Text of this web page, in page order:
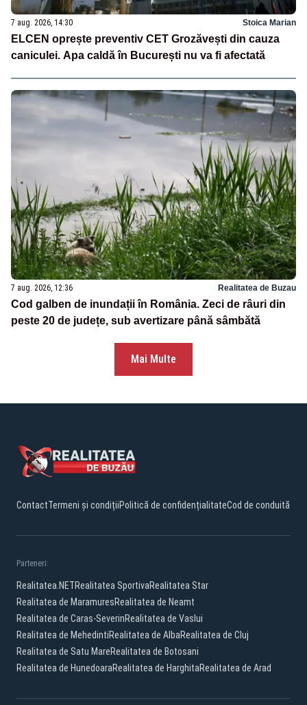
7 aug. 2026, 14:30 Stoica Marian
ELCEN oprește preventiv CET Grozăvești din cauza
caniculei. Apa caldă în București nu va fi afectată
7 aug. 2026, 12:36 Realitatea de Buzau
Cod galben de inundații în România. Zeci de râuri din
peste 20 de județe, sub avertizare până sâmbătă
Mai Multe
ContactTermeni și condițiiPolitică de confidențialitateCod de conduită
Parteneri:
Realitatea.NETRealitatea SportivaRealitatea Star
Realitatea de MaramuresRealitatea de Neamt
Realitatea de Caras-SeverinRealitatea de Vaslui
Realitatea de MehedintiRealitatea de AlbaRealitatea de Cluj
Realitatea de Satu MareRealitatea de Botosani
Realitatea de HunedoaraRealitatea de HarghitaRealitatea de Arad